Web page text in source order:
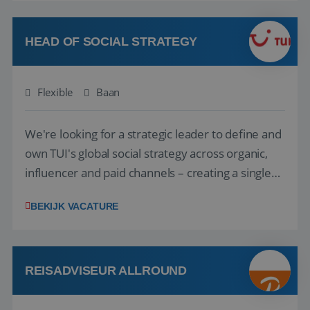
deze onderdelen zijn nu samen gevoegd...
HEAD OF SOCIAL STRATEGY
Flexible Baan
We're looking for a strategic leader to define and
own TUI's global social strategy across organic,
influencer and paid channels – creating a single
locally. The role will be published until 18 August
Attractive remuneration, discre...
BEKIJK VACATURE
REISADVISEUR ALLROUND